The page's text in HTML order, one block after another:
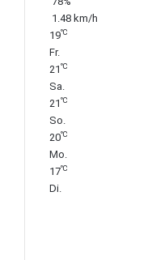
1.48 km/h
19℃
Fr.
21℃
Sa.
21℃
So.
20℃
Mo.
17℃
Di.